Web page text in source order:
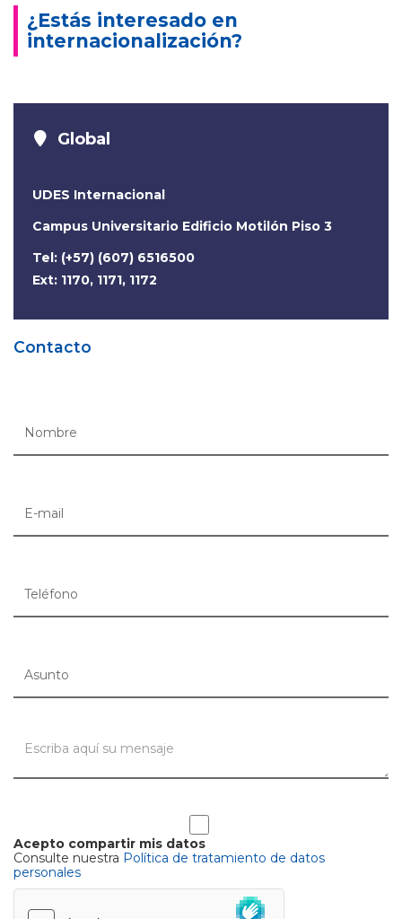
¿Estás interesado en
internacionalización?
Global
UDES Internacional
Campus Universitario Edificio Motilón Piso 3
Tel: (+57) (607) 6516500
Ext: 1170, 1171, 1172
Contacto
Acepto compartir mis datos
Consulte nuestra Política de tratamiento de datos
personales